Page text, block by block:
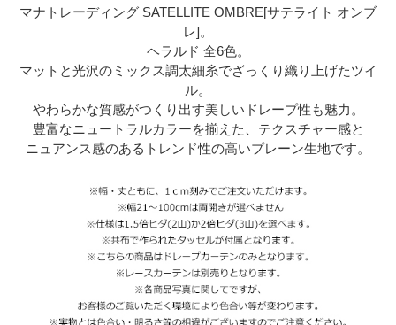
マナトレーディング SATELLITE OMBRE[サテライト オンブ
レ]。
ヘラルド 全6色。
マットと光沢のミックス調太細糸でざっくり織り上げたツイ
ル。
やわらかな質感がつくり出す美しいドレープ性も魅力。
豊富なニュートラルカラーを揃えた、テクスチャー感と
ニュアンス感のあるトレンド性の高いプレーン生地です。